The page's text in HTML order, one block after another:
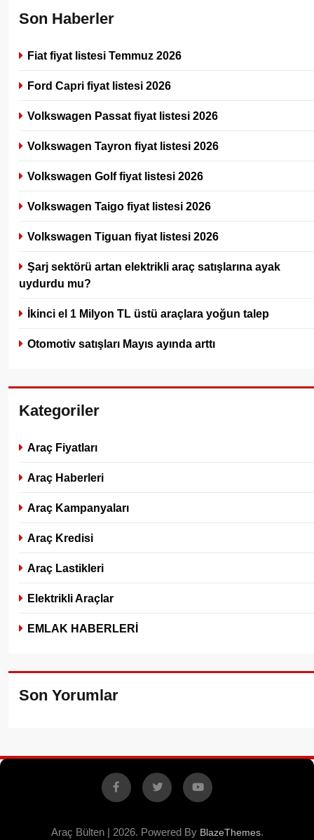
Son Haberler
Fiat fiyat listesi Temmuz 2026
Ford Capri fiyat listesi 2026
Volkswagen Passat fiyat listesi 2026
Volkswagen Tayron fiyat listesi 2026
Volkswagen Golf fiyat listesi 2026
Volkswagen Taigo fiyat listesi 2026
Volkswagen Tiguan fiyat listesi 2026
Şarj sektörü artan elektrikli araç satışlarına ayak
uydurdu mu?
İkinci el 1 Milyon TL üstü araçlara yoğun talep
Otomotiv satışları Mayıs ayında arttı
Kategoriler
Araç Fiyatları
Araç Haberleri
Araç Kampanyaları
Araç Kredisi
Araç Lastikleri
Elektrikli Araçlar
EMLAK HABERLERİ
Son Yorumlar
Facebook
X YouTube
Araç Bülten | 2026. Powered By BlazeThemes.